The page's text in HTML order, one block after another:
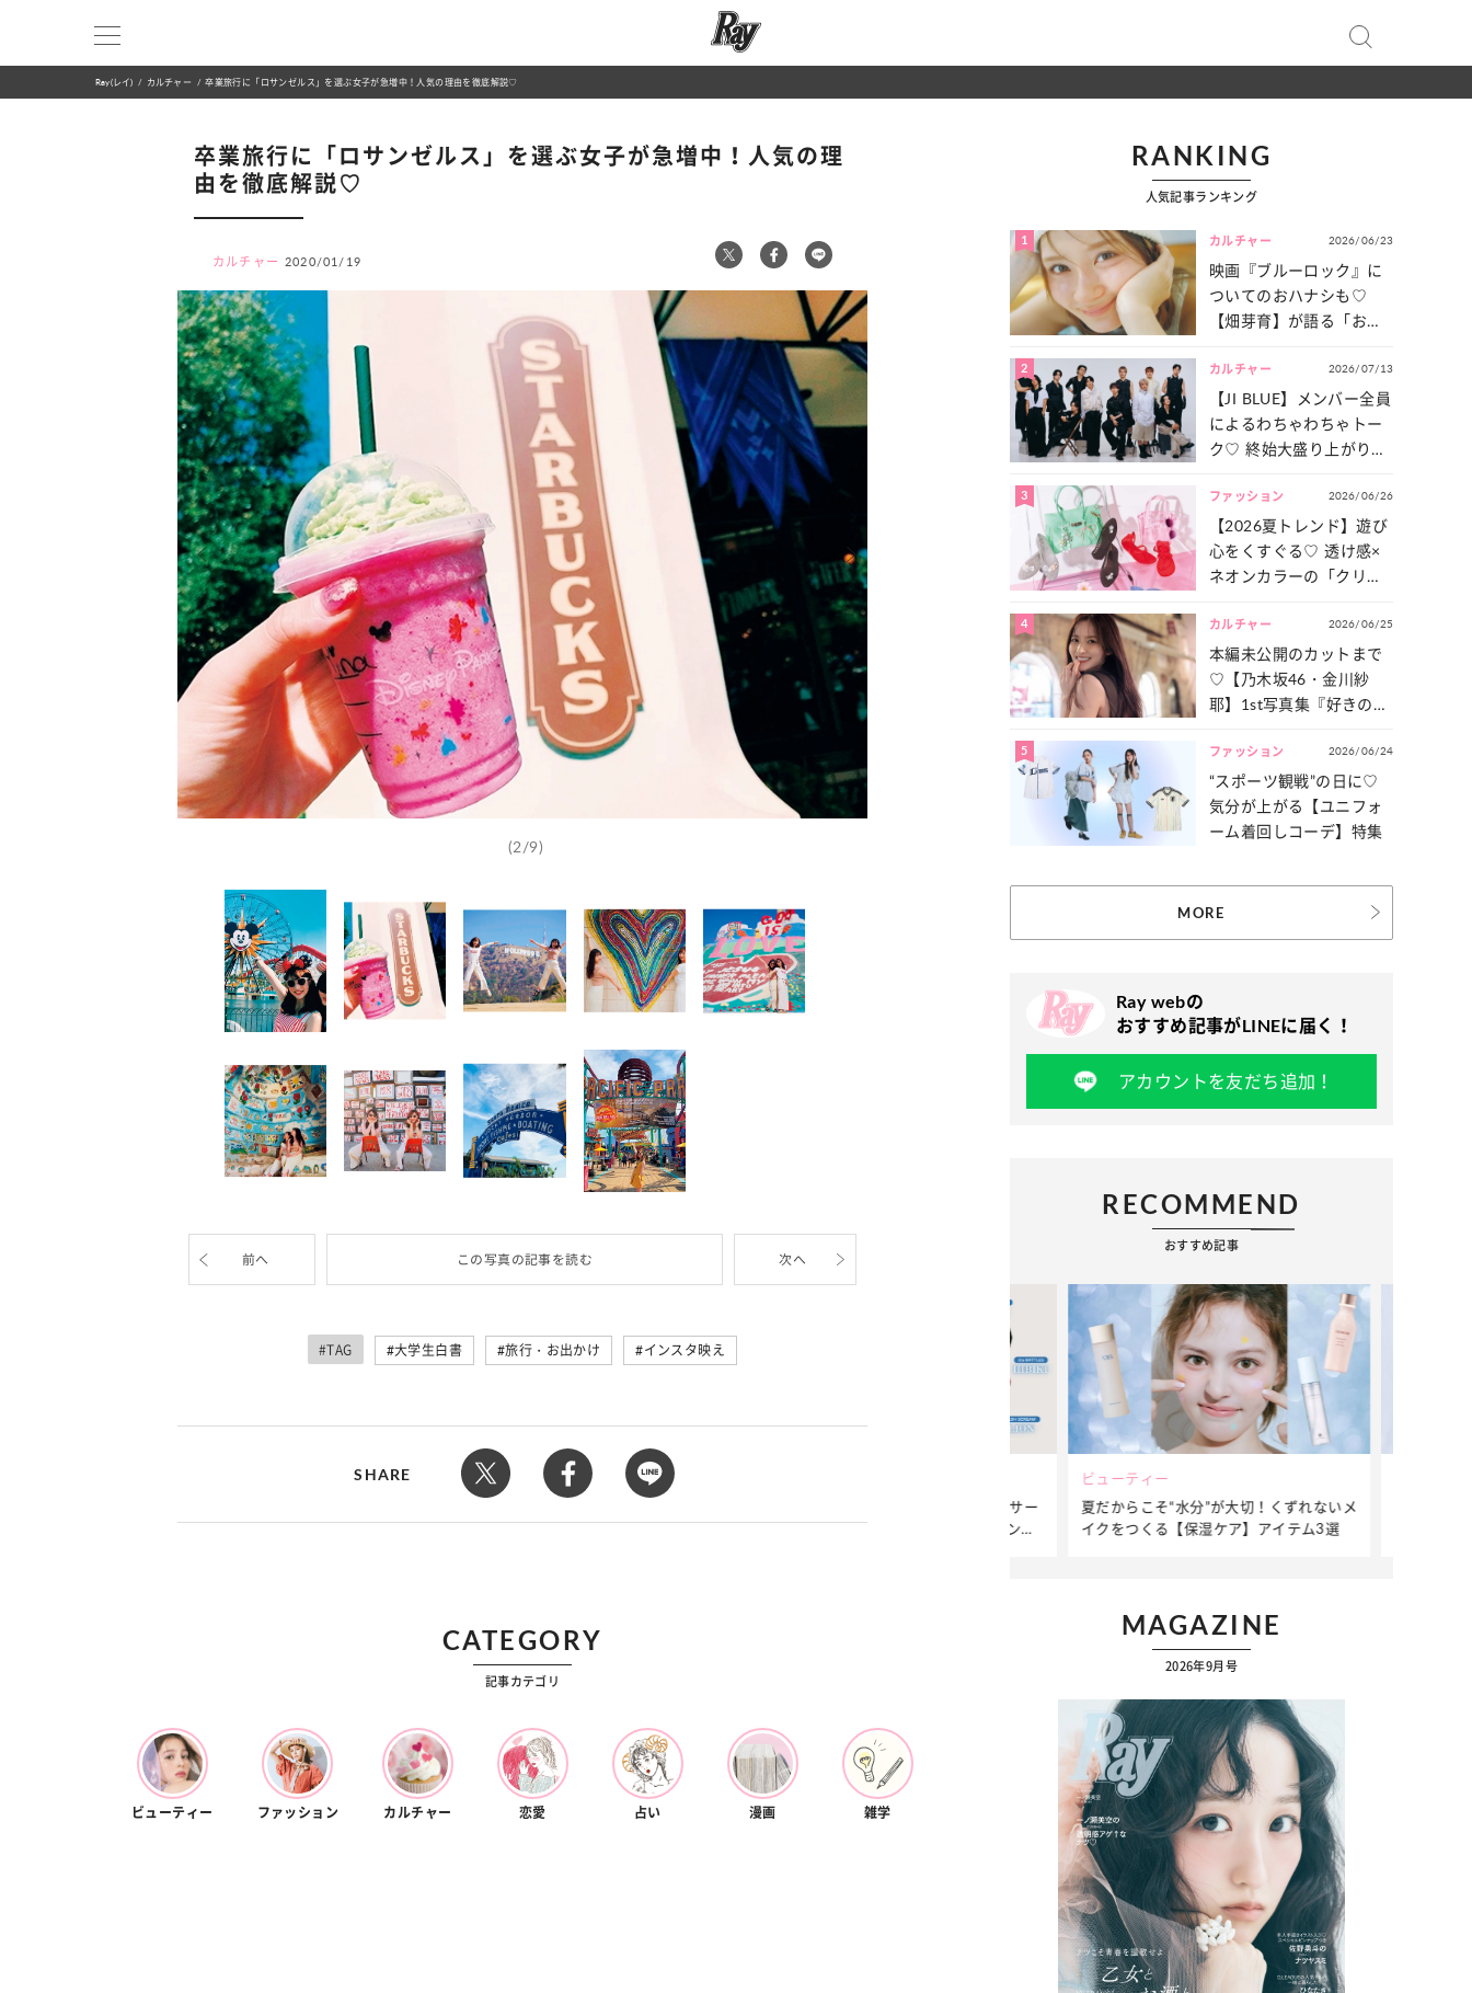
Ray(レイ) カルチャー 卒業旅行に「ロサンゼルス」を選ぶ女子が急増中！人気の理由を徹底解説♡
卒業旅行に「ロサンゼルス」を選ぶ女子が急増中！人気の理
由を徹底解説♡
カルチャー 2020/01/19
(2/9)
前へ この写真の記事を読む 次へ
#TAG 大学生白書 旅行・お出かけ インスタ映え
SHARE
RANKING
人気記事ランキング
1 カルチャー 2026/06/23
映画『ブルーロック』に
ついてのおハナシも♡
【畑芽育】が語る「お仕
は？
2 カルチャー 2026/07/13
【JI BLUE】メンバー全員
によるわちゃわちゃトー
ク♡ 終始大盛り上がりだ
一気見せ！
3 ファッション 2026/06/26
【2026夏トレンド】遊び
心をくすぐる♡ 透け感×
ネオンカラーの「クリア
4 カルチャー 2026/06/25
本編未公開のカットまで
♡【乃木坂46・金川紗
耶】1st写真集『好きのグ
たっぷりとお届け！
5 ファッション 2026/06/24
“スポーツ観戦”の日に♡
気分が上がる【ユニフォ
ーム着回しコーデ】特集
MORE
Ray webの
おすすめ記事がLINEに届く！
アカウントを友だち追加！
RECOMMEND
おすすめ記事
れ女子が夢中な「ヌン活」の楽しみ方
占い
8月20日の運勢は？
【Dリーグ】Ray世代注目のプロダンサー
集団♡ 各チームを彩る「イケメンダンサ
ビューティー
夏だからこそ“水分”が大切！くずれないメ
イクをつくる【保湿ケア】アイテム3選
MAGAZINE
2026年9月号
CATEGORY
記事カテゴリ
ビューティー ファッション カルチャー 恋愛 占い 漫画 雑学